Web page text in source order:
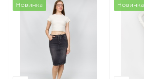
Новинка Новинка